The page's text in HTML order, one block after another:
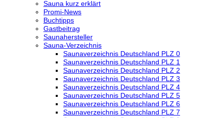
Sauna kurz erklärt
Promi-News
Buchtipps
Gastbeitrag
Saunahersteller
Sauna-Verzeichnis
Saunaverzeichnis Deutschland PLZ 0
Saunaverzeichnis Deutschland PLZ 1
Saunaverzeichnis Deutschland PLZ 2
Saunaverzeichnis Deutschland PLZ 3
Saunaverzeichnis Deutschland PLZ 4
Saunaverzeichnis Deutschland PLZ 5
Saunaverzeichnis Deutschland PLZ 6
Saunaverzeichnis Deutschland PLZ 7